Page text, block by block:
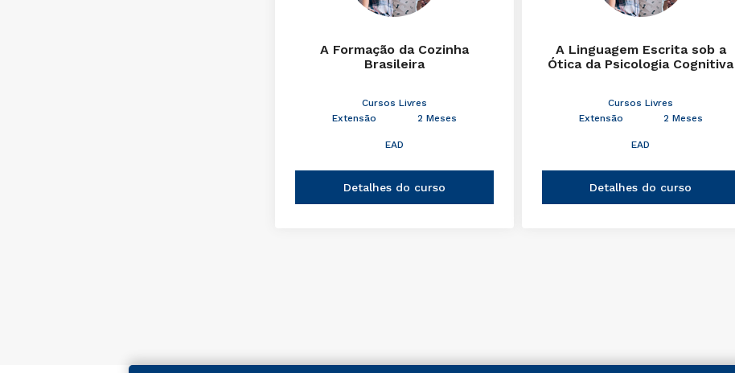
A Formação da Cozinha
Brasileira
Cursos Livres
Extensão
2 Meses
EAD
Detalhes do curso
A Linguagem Escrita sob a
Ótica da Psicologia Cognitiva
Cursos Livres
Extensão
2 Meses
EAD
Detalhes do curso